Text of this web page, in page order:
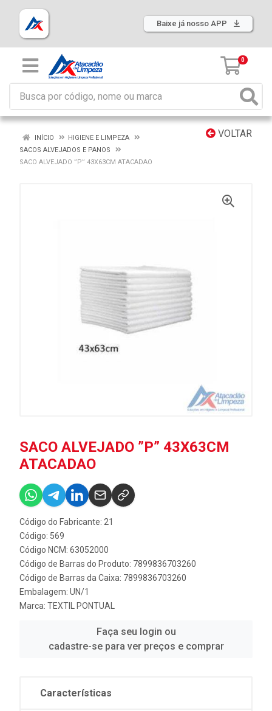
Baixe já nosso APP
0
VOLTAR
INÍCIO
HIGIENE E LIMPEZA
SACOS ALVEJADOS E PANOS
SACO ALVEJADO ”P” 43X63CM ATACADAO
SACO ALVEJADO ”P” 43X63CM
ATACADAO
Código do Fabricante: 21
Código: 569
Código NCM: 63052000
Código de Barras do Produto: 7899836703260
Código de Barras da Caixa: 7899836703260
Embalagem: UN/1
Marca: TEXTIL PONTUAL
Faça seu login ou
cadastre-se para ver preços e comprar
Características